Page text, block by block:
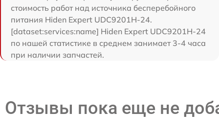
стоимость работ над источника бесперебойного
питания Hiden Expert UDC9201H-24.
[dataset:services:name] Hiden Expert UDC9201H-24
по нашей статистике в среднем занимает 3-4 часа
при наличии запчастей.
Отзывы пока еще не